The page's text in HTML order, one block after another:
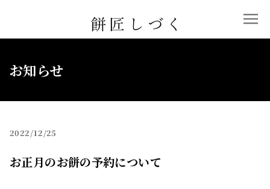
お知らせ
2022 12/25
お正月のお餅の予約について